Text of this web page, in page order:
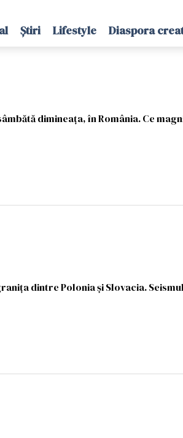
Știri Lifestyle Diaspora
dimineaţa, în România. Ce
dintre Polonia și Slovacia.